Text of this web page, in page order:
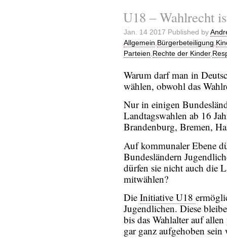
U18 – Wahlrecht
Jan. 14 2017 Published by
Allgemein,Bürgerbeteiligung,
Parteien,Rechte der Kinder,
Warum darf man in
wählen, obwohl das
Nur in einigen
Landtagswahlen ab 16
Brandenburg, Bremen,
Auf kommunaler Ebene
Bundesländern
dürfen sie nicht auch die
mitwählen?
Die Initiative U18
Jugendlichen. Diese
bis das Wahlalter auf
gar ganz aufgehoben sein